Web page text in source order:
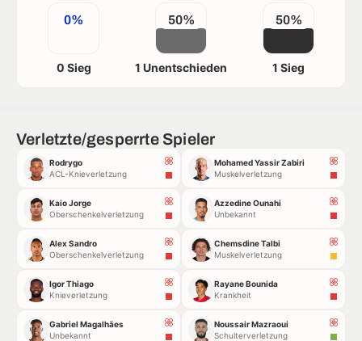
0%
0 Sieg
50%
1 Unentschieden
50%
1 Sieg
Verletzte/gesperrte Spieler
Rodrygo
ACL-Knieverletzung
Kaio Jorge
Oberschenkelverletzung
Alex Sandro
Oberschenkelverletzung
Igor Thiago
Knieverletzung
Gabriel Magalhães
Unbekannt
Mohamed Yassir Zabiri
Muskelverletzung
Azzedine Ounahi
Unbekannt
Chemsdine Talbi
Muskelverletzung
Rayane Bounida
Krankheit
Noussair Mazraoui
Schulterverletzung